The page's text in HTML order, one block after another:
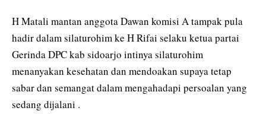
H Matali mantan anggota Dawan komisi A tampak pula
hadir dalam silaturohim ke H Rifai selaku ketua partai
Gerinda DPC kab sidoarjo intinya silaturohim
menanyakan kesehatan dan mendoakan supaya tetap
sabar dan semangat dalam mengahadapi persoalan yang
sedang dijalani .